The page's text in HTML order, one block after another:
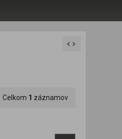
Celkom 1 záznamov